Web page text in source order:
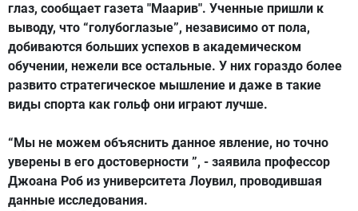
глаз, сообщает газета "Маарив". Ученные пришли к
выводу, что “голубоглазые”, независимо от пола,
добиваются больших успехов в академическом
обучении, нежели все остальные. У них гораздо более
развито стратегическое мышление и даже в такие
виды спорта как гольф они играют лучше.
“Мы не можем объяснить данное явление, но точно
уверены в его достоверности ”, - заявила профессор
Джоана Роб из университета Лоувил, проводившая
данные исследования.